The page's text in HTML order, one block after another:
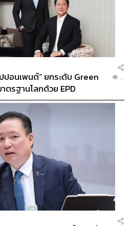
ปอนเพนต์” ยกระดับ Green
ตรฐานโลกด้วย EPD
คิด Global Standards for
ส่งมอบบ้านคุณภาพ ลด
มปั้นนักออกแบบที่ใส่ใจโลก
...